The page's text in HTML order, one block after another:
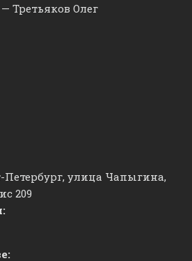
Третьяков Олег
Петербург, улица Чапыгина,
209